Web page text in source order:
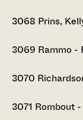
3068 Prins,
3069 Rammo -
3070
3071 Rombout